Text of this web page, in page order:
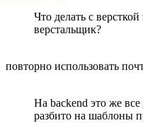
Что делать с
верстальщик?
повторно использовать
На backend это же
разбито на шаблоны